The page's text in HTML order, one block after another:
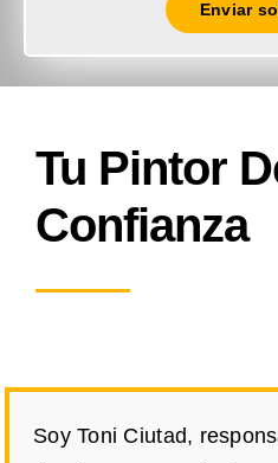
Enviar
Tu Pintor
Confianza
Soy Toni Ciutad,